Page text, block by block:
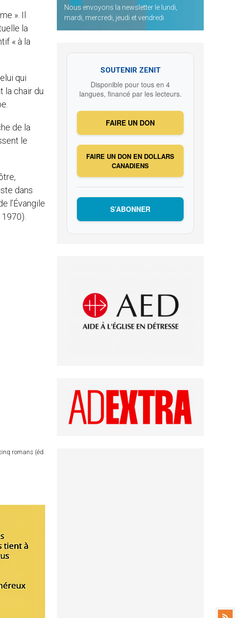
». Il
la
« à la
qui
la chair du
de la
le
dans
l’Évangile
romans (éd.
Nous envoyons la newsletter le lundi,
mardi, mercredi, jeudi et vendredi
SOUTENIR ZENIT
Disponible pour tous en 4
langues, financé par les lecteurs.
FAIRE UN DON
FAIRE UN DON EN DOLLARS
CANADIENS
S’ABONNER